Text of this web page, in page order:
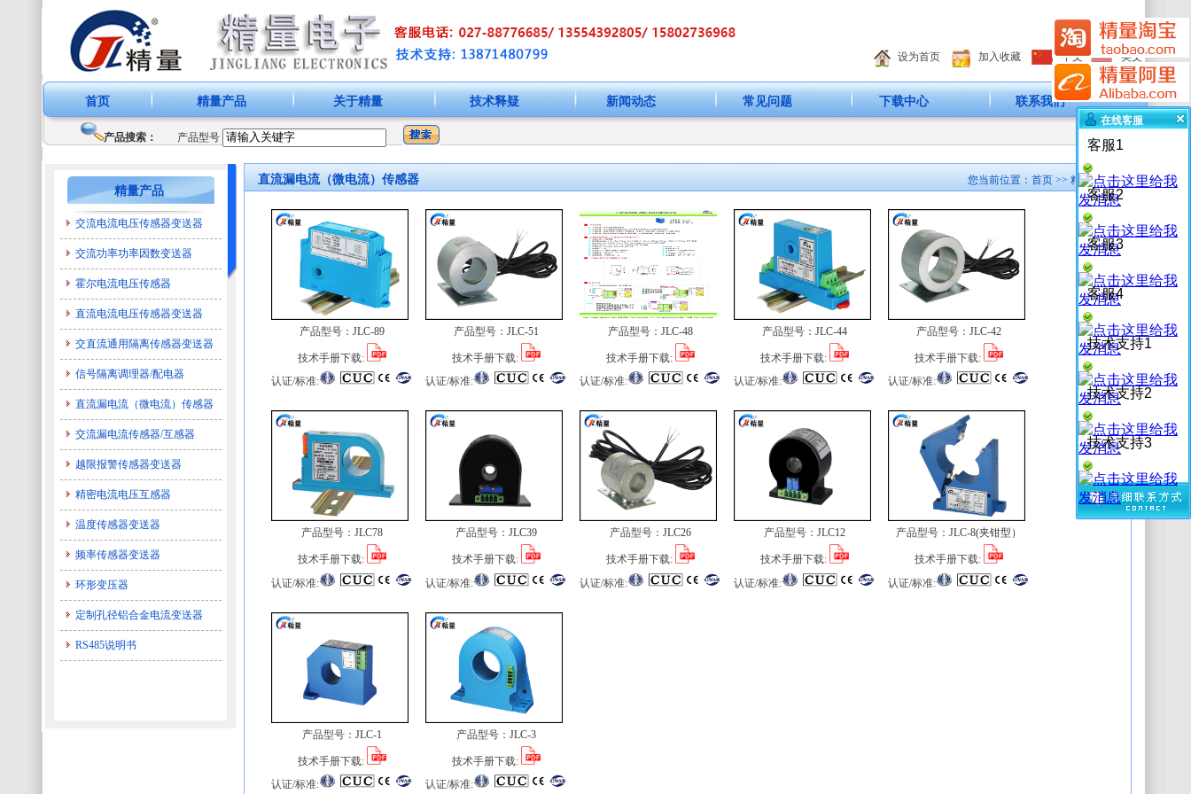
设为首页 加入收藏 中文 英文
首页 精量产品 关于精量 技术释疑 新闻动态 常见问题 下载中心 联系我们
产品搜索： 产品型号
精量产品
交流电流电压传感器变送器
交流功率功率因数变送器
霍尔电流电压传感器
直流电流电压传感器变送器
交直流通用隔离传感器变送器
信号隔离调理器/配电器
直流漏电流（微电流）传感器
交流漏电流传感器/互感器
越限报警传感器变送器
精密电流电压互感器
温度传感器变送器
频率传感器变送器
环形变压器
定制孔径铝合金电流变送器
RS485说明书
直流漏电流（微电流）传感器 您当前位置： 首页 >> 精量产品
产品型号： JLC-89
技术手册下载:
认证/标准:
产品型号： JLC-51
技术手册下载:
认证/标准:
产品型号： JLC-48
技术手册下载:
认证/标准:
产品型号： JLC-44
技术手册下载:
认证/标准:
产品型号： JLC-42
技术手册下载:
认证/标准:
产品型号： JLC78
技术手册下载:
认证/标准:
产品型号： JLC39
技术手册下载:
认证/标准:
产品型号： JLC26
技术手册下载:
认证/标准:
产品型号： JLC12
技术手册下载:
认证/标准:
产品型号： JLC-8(夹钳型）
技术手册下载:
认证/标准:
产品型号： JLC-1
技术手册下载:
认证/标准:
产品型号： JLC-3
技术手册下载:
认证/标准:
在线客服
客服1
客服2
客服3
客服4
技术支持1
技术支持2
技术支持3